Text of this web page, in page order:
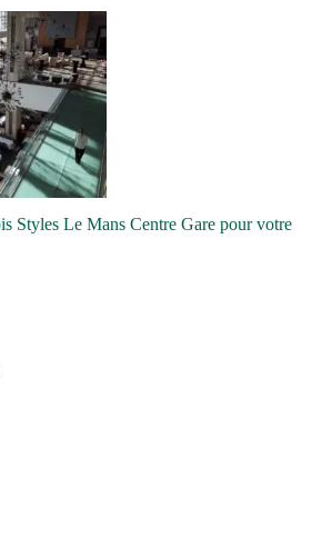
Styles Le Mans Centre Gare pour votre